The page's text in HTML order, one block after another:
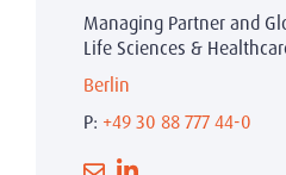
Managing Partner and
Life Sciences &
Berlin
P: +49 30 88 777 44-0